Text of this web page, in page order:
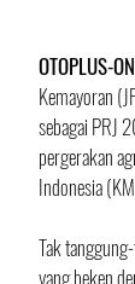
OTOPLUS-
Kemayoran
sebagai PRJ
pergerakan
Indonesia
Tak
yang beken